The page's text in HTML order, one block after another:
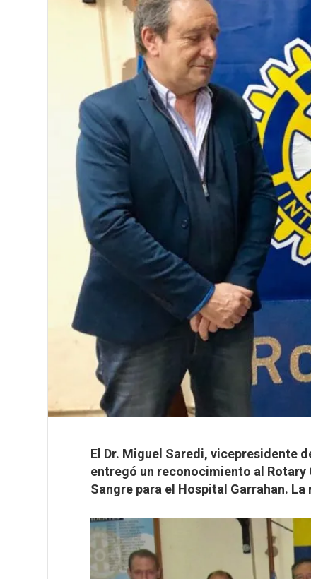
El Dr. Miguel Saredi, vicepresidente
entregó un reconocimiento al Rotary
Sangre para el Hospital Garrahan.